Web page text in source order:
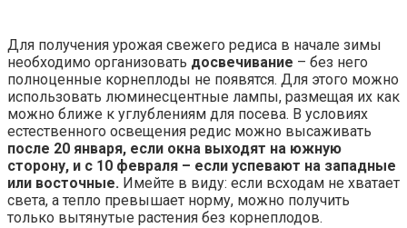
Для получения урожая свежего редиса в начале зимы
необходимо организовать досвечивание – без него
полноценные корнеплоды не появятся. Для этого можно
использовать люминесцентные лампы, размещая их как
можно ближе к углублениям для посева. В условиях
естественного освещения редис можно высаживать
после 20 января, если окна выходят на южную
сторону, и с 10 февраля – если успевают на западные
или восточные. Имейте в виду: если всходам не хватает
света, а тепло превышает норму, можно получить
только вытянутые растения без корнеплодов.